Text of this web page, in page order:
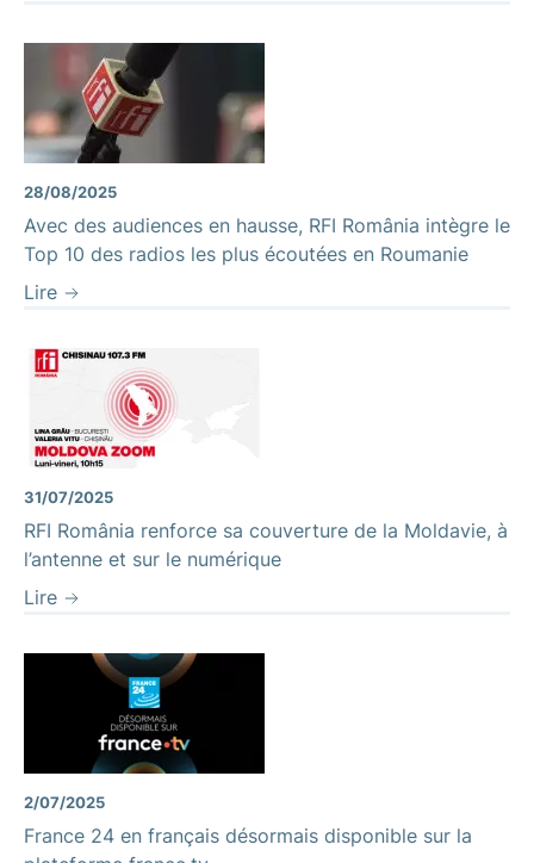
28/08/2025
Avec des audiences en hausse, RFI România intègre le
Top 10 des radios les plus écoutées en Roumanie
Lire
31/07/2025
RFI România renforce sa couverture de la Moldavie, à
l’antenne et sur le numérique
Lire
2/07/2025
France 24 en français désormais disponible sur la